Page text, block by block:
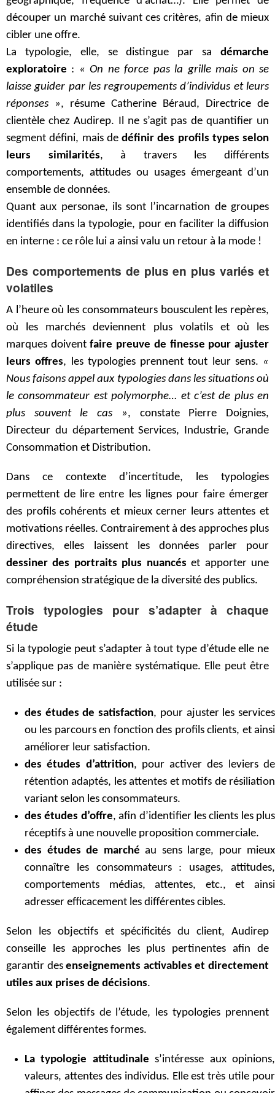
découper un marché suivant ces critères, afin de mieux
cibler une offre.
La typologie, elle, se distingue par sa démarche
exploratoire : « On ne force pas la grille mais on se
laisse guider par les regroupements d’individus et leurs
réponses », résume Catherine Béraud, Directrice de
clientèle chez Audirep. Il ne s’agit pas de quantifier un
segment défini, mais de définir des profils types selon
leurs similarités, à travers les différents
comportements, attitudes ou usages émergeant d’un
ensemble de données.
Quant aux personae, ils sont l’incarnation de groupes
identifiés dans la typologie, pour en faciliter la diffusion
en interne : ce rôle lui a ainsi valu un retour à la mode !
Des comportements de plus en plus variés et
volatiles
A l’heure où les consommateurs bousculent les repères,
où les marchés deviennent plus volatils et où les
marques doiventfaire preuve de finesse pour ajuster
leurs offres, les typologies prennent tout leur sens. «
Nous faisons appel aux typologies dans les situations où
le consommateur est polymorphe… et c’est de plus en
plus souvent le cas », constate Pierre Doignies,
Directeur du département Services, Industrie, Grande
Consommation et Distribution.
Dans ce contexte d’incertitude, les typologies
permettent de lire entre les lignes pour faire émerger
des profils cohérents et mieux cerner leurs attentes et
motivations réelles. Contrairement à des approches plus
directives, elles laissent les données parler pour
dessiner des portraits plus nuancés et apporter une
compréhension stratégique de la diversité des publics.
Trois typologies pour s’adapter à chaque
étude
Si la typologie peut s’adapter à tout type d’étude elle ne
s’applique pas de manière systématique. Elle peut être
utilisée sur :
des études de satisfaction, pour ajuster les services
ou les parcours en fonction des profils clients, et ainsi
améliorer leur satisfaction.
des études d’attrition, pour activer des leviers de
rétention adaptés, les attentes et motifs de résiliation
variant selon les consommateurs.
des études d’offre, afin d’identifier les clients les plus
réceptifs à une nouvelle proposition commerciale.
des études de marché au sens large, pour mieux
connaître les consommateurs : usages, attitudes,
comportements médias, attentes, etc., et ainsi
adresser efficacement les différentes cibles.
Selon les objectifs et spécificités du client, Audirep
conseille les approches les plus pertinentes afin de
garantir desenseignements activables et directement
utiles aux prises de décisions.
Selon les objectifs de l’étude, les typologies prennent
également différentes formes.
La typologie attitudinale s’intéresse aux opinions,
valeurs, attentes des individus. Elle est très utile pour